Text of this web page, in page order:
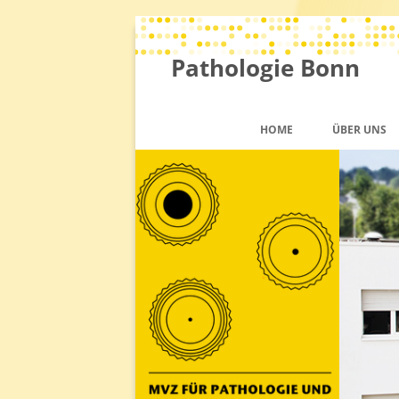
Pathologie Bonn
HOME ÜBER UNS
TEAM
QM